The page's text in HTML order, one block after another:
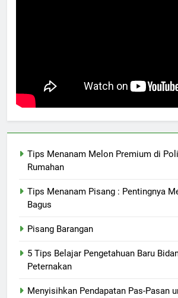
Tips Menanam Melon Premium di
Rumahan
Tips Menanam Pisang : Pentingnya
Bagus
Pisang Barangan
5 Tips Belajar Pengetahuan Baru
Peternakan
Menyisihkan Pendapatan Pas-Pasan